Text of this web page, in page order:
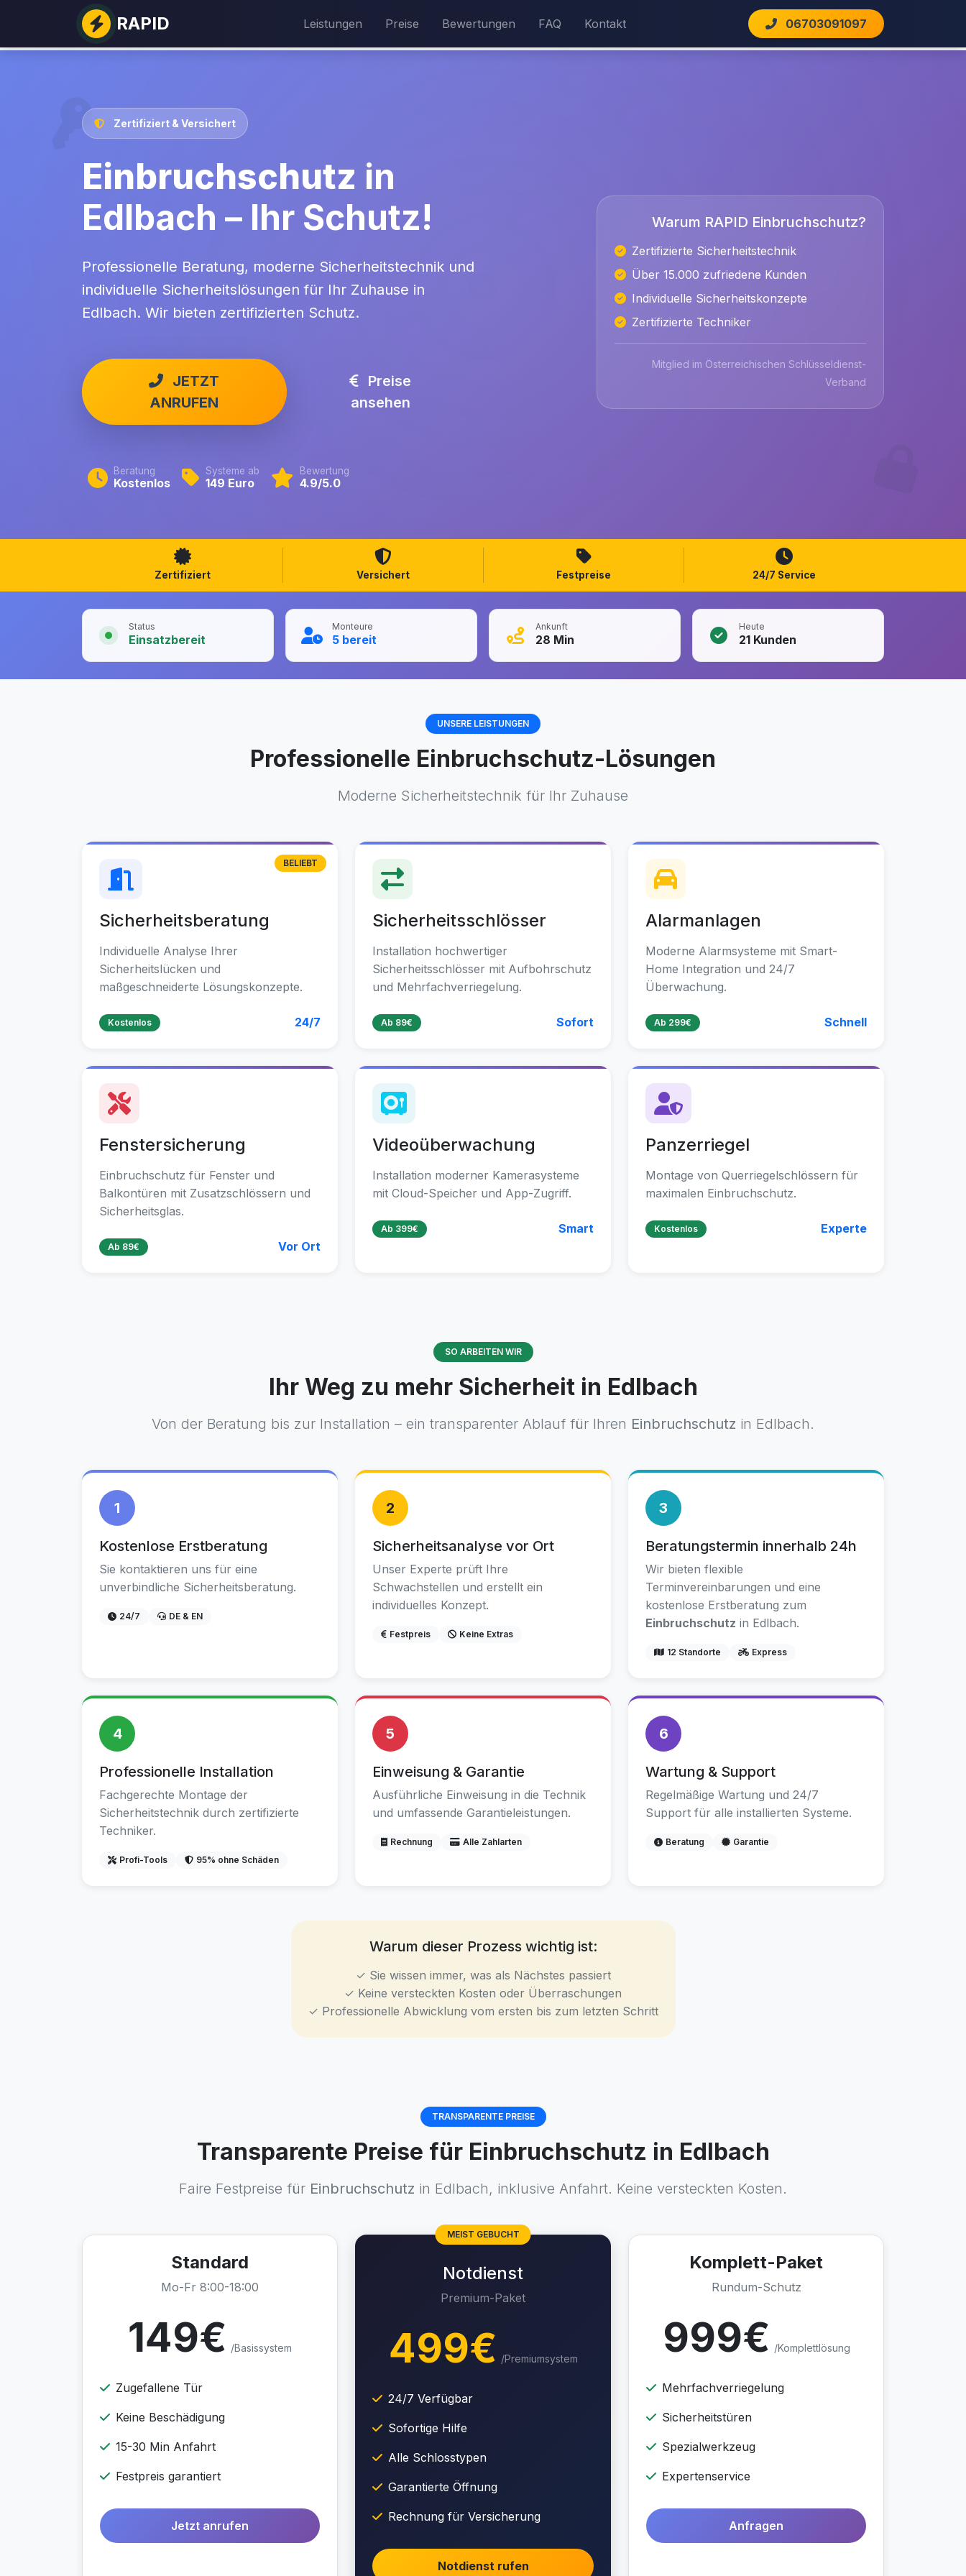
RAPID Leistungen Preise Bewertungen FAQ Kontakt 06703091097
Zertifiziert & Versichert
Einbruchschutz in
Edlbach – Ihr Schutz!
Professionelle Beratung, moderne Sicherheitstechnik und
individuelle Sicherheitslösungen für Ihr Zuhause in
Edlbach. Wir bieten zertifizierten Schutz.
JETZT
ANRUFEN
Preise
ansehen
Beratung
Kostenlos
Systeme ab
149 Euro
Bewertung
4.9/5.0
Warum RAPID Einbruchschutz?
Zertifizierte Sicherheitstechnik
Über 15.000 zufriedene Kunden
Individuelle Sicherheitskonzepte
Zertifizierte Techniker
Mitglied im Österreichischen Schlüsseldienst-
Verband
Zertifiziert Versichert Festpreise 24/7 Service
Status
Einsatzbereit
Monteure
5 bereit
Ankunft
28 Min
Heute
21 Kunden
UNSERE LEISTUNGEN
Professionelle Einbruchschutz-Lösungen
Moderne Sicherheitstechnik für Ihr Zuhause
Sicherheitsberatung
Individuelle Analyse Ihrer
Sicherheitslücken und
maßgeschneiderte Lösungskonzepte.
Kostenlos 24/7
BELIEBT
Sicherheitsschlösser
Installation hochwertiger
Sicherheitsschlösser mit Aufbohrschutz
und Mehrfachverriegelung.
Ab 89€ Sofort
Alarmanlagen
Moderne Alarmsysteme mit Smart-
Home Integration und 24/7
Überwachung.
Ab 299€ Schnell
Fenstersicherung
Einbruchschutz für Fenster und
Balkontüren mit Zusatzschlössern und
Sicherheitsglas.
Ab 89€ Vor Ort
Videoüberwachung
Installation moderner Kamerasysteme
mit Cloud-Speicher und App-Zugriff.
Ab 399€ Smart
Panzerriegel
Montage von Querriegelschlössern für
maximalen Einbruchschutz.
Kostenlos Experte
SO ARBEITEN WIR
Ihr Weg zu mehr Sicherheit in Edlbach
Von der Beratung bis zur Installation – ein transparenter Ablauf für Ihren Einbruchschutz in Edlbach.
1
Kostenlose Erstberatung
Sie kontaktieren uns für eine
unverbindliche Sicherheitsberatung.
24/7 DE & EN
2
Sicherheitsanalyse vor Ort
Unser Experte prüft Ihre
Schwachstellen und erstellt ein
individuelles Konzept.
Festpreis Keine Extras
3
Beratungstermin innerhalb 24h
Wir bieten flexible
Terminvereinbarungen und eine
kostenlose Erstberatung zum
Einbruchschutz in Edlbach.
12 Standorte Express
4
Professionelle Installation
Fachgerechte Montage der
Sicherheitstechnik durch zertifizierte
Techniker.
Profi-Tools 95% ohne Schäden
5
Einweisung & Garantie
Ausführliche Einweisung in die Technik
und umfassende Garantieleistungen.
Rechnung Alle Zahlarten
6
Wartung & Support
Regelmäßige Wartung und 24/7
Support für alle installierten Systeme.
Beratung Garantie
Warum dieser Prozess wichtig ist:
✓ Sie wissen immer, was als Nächstes passiert
✓ Keine versteckten Kosten oder Überraschungen
✓ Professionelle Abwicklung vom ersten bis zum letzten Schritt
TRANSPARENTE PREISE
Transparente Preise für Einbruchschutz in Edlbach
Faire Festpreise für Einbruchschutz in Edlbach, inklusive Anfahrt. Keine versteckten Kosten.
Standard
Mo-Fr 8:00-18:00
149€ /Basissystem
Zugefallene Tür
Keine Beschädigung
15-30 Min Anfahrt
Festpreis garantiert
Jetzt anrufen
MEIST GEBUCHT
Notdienst
Premium-Paket
499€ /Premiumsystem
24/7 Verfügbar
Sofortige Hilfe
Alle Schlosstypen
Garantierte Öffnung
Rechnung für Versicherung
Notdienst rufen
Komplett-Paket
Rundum-Schutz
999€ /Komplettlösung
Mehrfachverriegelung
Sicherheitstüren
Spezialwerkzeug
Expertenservice
Anfragen